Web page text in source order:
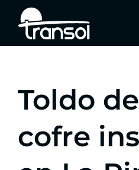
contenido
Toldo
cofre